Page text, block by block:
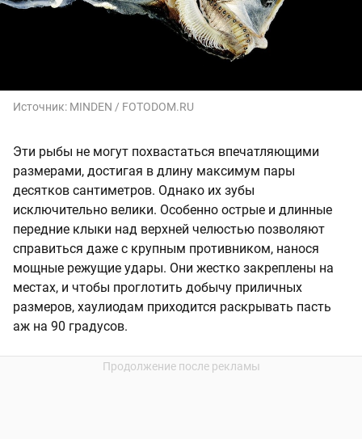
Источник: MINDEN / FOTODOM.RU
Эти рыбы не могут похвастаться впечатляющими
размерами, достигая в длину максимум пары
десятков сантиметров. Однако их зубы
исключительно велики. Особенно острые и длинные
передние клыки над верхней челюстью позволяют
справиться даже с крупным противником, нанося
мощные режущие удары. Они жестко закреплены на
местах, и чтобы проглотить добычу приличных
размеров, хаулиодам приходится раскрывать пасть
аж на 90 градусов.